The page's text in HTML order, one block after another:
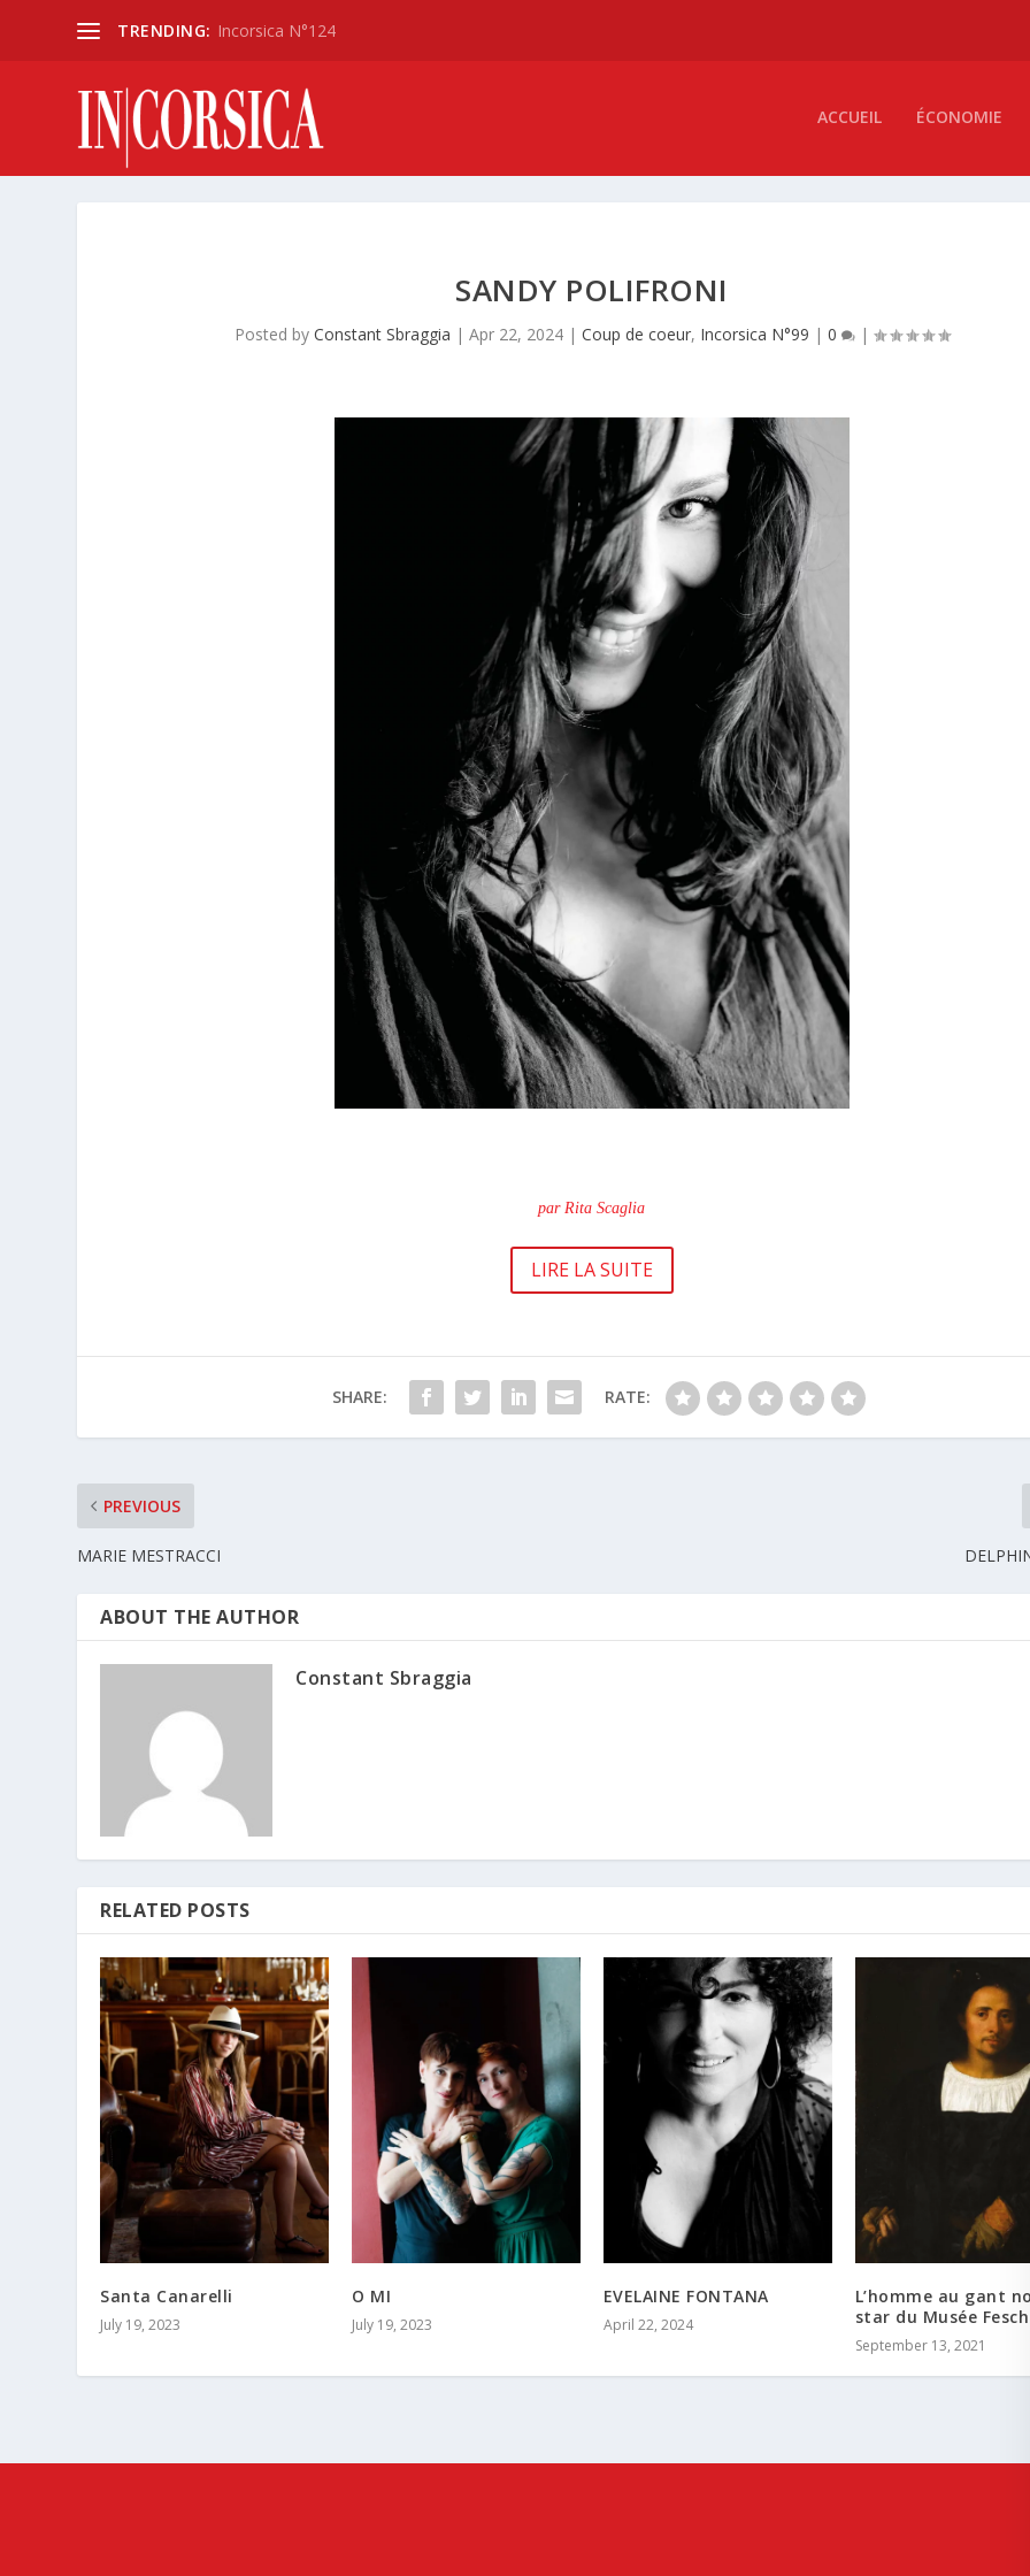
TRENDING: Incorsica N°124
ACCUEIL ÉCONOMIE
SANDY POLIFRONI
Posted by Constant Sbraggia | Apr 22, 2024| Coup de coeur, Incorsica N°99 | 0 |
par Rita Scaglia
LIRE LA SUITE
SHARE: RATE:
PREVIOUS
MARIE MESTRACCI
ABOUT THE AUTHOR
Constant Sbraggia
RELATED POSTS
Santa Canarelli
July 19, 2023
O MI
July 19, 2023
EVELAINE FONTANA
April 22, 2024
L’homme au gant
star du Musée
September 13, 2021